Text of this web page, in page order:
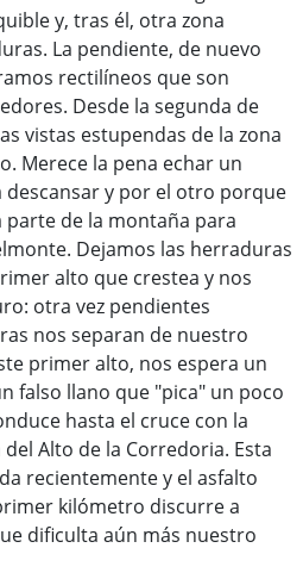
y, tras él, otra zona
La pendiente, de nuevo
rectilíneos que son
Desde la segunda de
vistas estupendas de la zona
Merece la pena echar un
y por el otro porque
de la montaña para
Dejamos las herraduras
alto que crestea y nos
otra vez pendientes
nos separan de nuestro
primer alto, nos espera un
falso llano que "pica" un poco
hasta el cruce con la
Alto de la Corredoria. Esta
recientemente y el asfalto
kilómetro discurre a
dificulta aún más nuestro